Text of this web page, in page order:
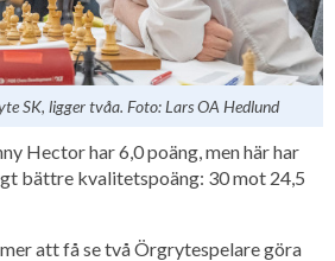
SK, ligger tvåa. Foto: Lars OA Hedlund
Hector har 6,0 poäng, men här har
bättre kvalitetspoäng: 30 mot 24,5
att få se två Örgrytespelare göra